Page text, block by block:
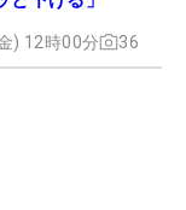
) 12時00分 36